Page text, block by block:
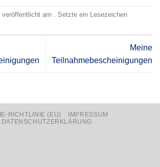
veröffentlicht am . Setzte ein Lesezeichen
Meine
Teilnahmebescheinigungen
RICHTLINIE (EU)
IMPRESSUM
DATENSCHUTZERKLÄRUNG